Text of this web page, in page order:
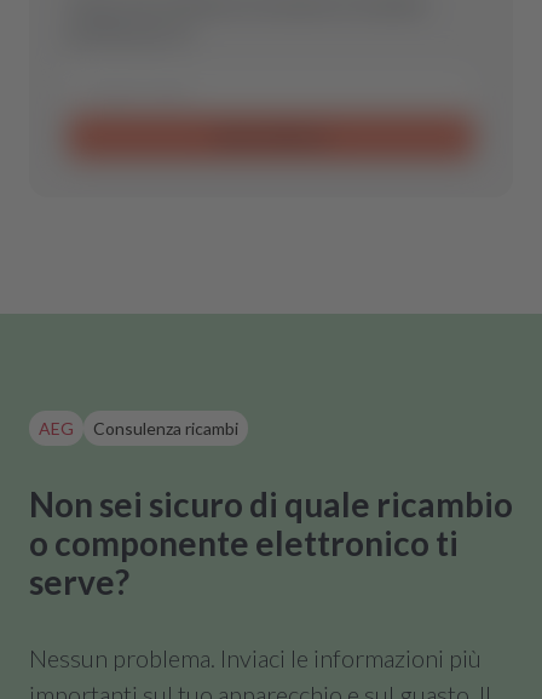
AEG Consulenza ricambi
Non sei sicuro di quale ricambio
o componente elettronico ti
serve?
Nessun problema. Inviaci le informazioni più